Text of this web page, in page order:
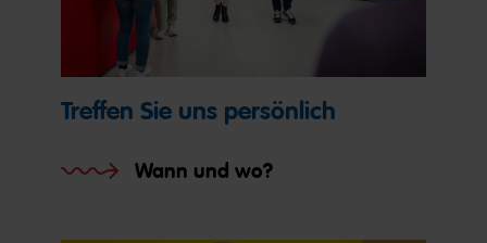
Treffen Sie uns persönlich
Wann und wo?